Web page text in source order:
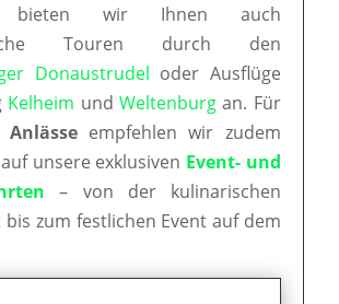
wir Ihnen auch
Touren durch den
Donaustrudel oder Ausflüge
Kelheim und Weltenburgan. Für
Anlässeempfehlen wir zudem
unsere exklusiven Event- und
– von der kulinarischen
zum festlichen Event auf dem